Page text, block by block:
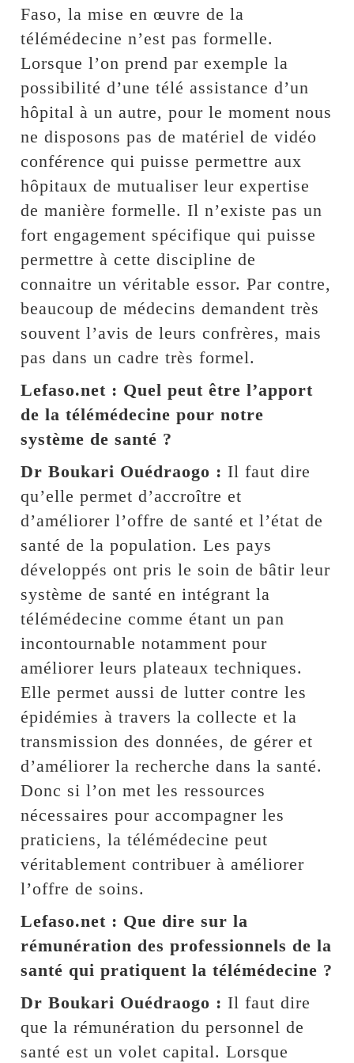
Faso, la mise en œuvre de la
télémédecine n’est pas formelle.
Lorsque l’on prend par exemple la
possibilité d’une télé assistance d’un
hôpital à un autre, pour le moment nous
ne disposons pas de matériel de vidéo
conférence qui puisse permettre aux
hôpitaux de mutualiser leur expertise
de manière formelle. Il n’existe pas un
fort engagement spécifique qui puisse
permettre à cette discipline de
connaitre un véritable essor. Par contre,
beaucoup de médecins demandent très
souvent l’avis de leurs confrères, mais
pas dans un cadre très formel.
Lefaso.net : Quel peut être l’apport
de la télémédecine pour notre
système de santé ?
Dr Boukari Ouédraogo : Il faut dire
qu’elle permet d’accroître et
d’améliorer l’offre de santé et l’état de
santé de la population. Les pays
développés ont pris le soin de bâtir leur
système de santé en intégrant la
télémédecine comme étant un pan
incontournable notamment pour
améliorer leurs plateaux techniques.
Elle permet aussi de lutter contre les
épidémies à travers la collecte et la
transmission des données, de gérer et
d’améliorer la recherche dans la santé.
Donc si l’on met les ressources
nécessaires pour accompagner les
praticiens, la télémédecine peut
véritablement contribuer à améliorer
l’offre de soins.
Lefaso.net : Que dire sur la
rémunération des professionnels de la
santé qui pratiquent la télémédecine ?
Dr Boukari Ouédraogo : Il faut dire
que la rémunération du personnel de
santé est un volet capital. Lorsque